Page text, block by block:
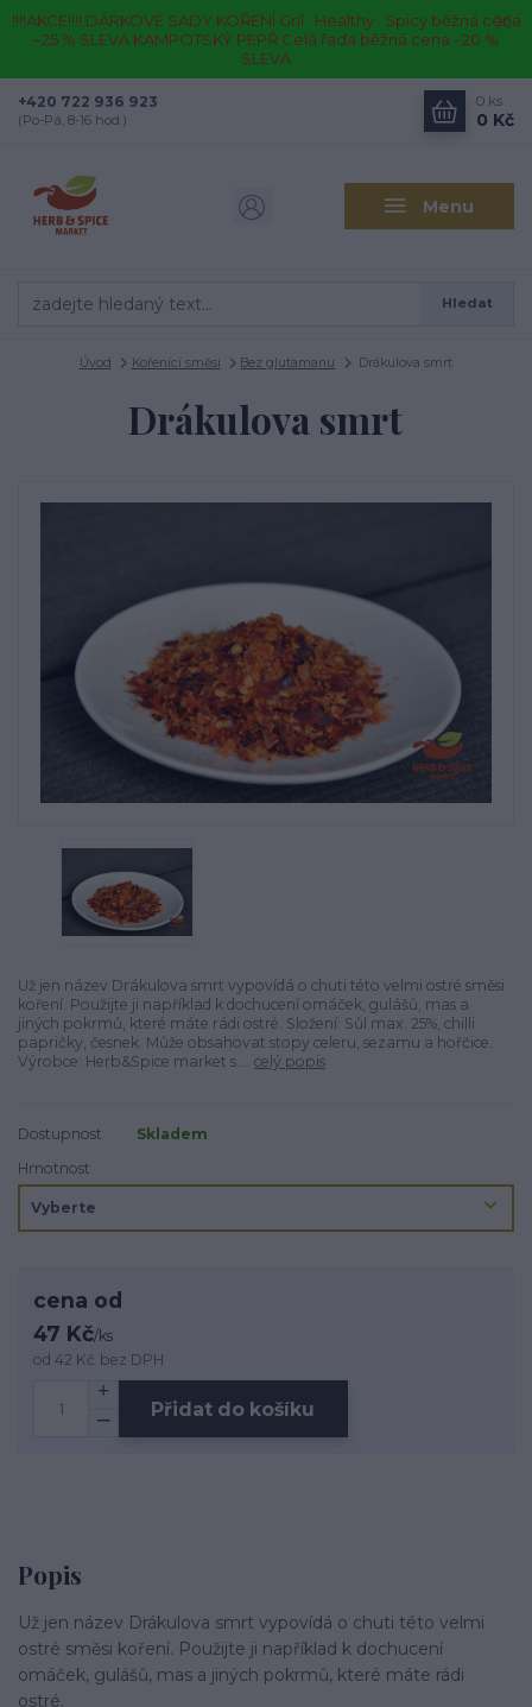
!!!!AKCE!!!! DÁRKOVÉ SADY KOŘENÍ Gril · Healthy · Spicy běžná cena
–25 % SLEVA KAMPOTSKÝ PEPŘ Celá řada běžná cena –20 %
SLEVA
Menu
Hledat
+420 722 936 923
(Po-Pá, 8-16 hod.)
0 ks
0 Kč
Úvod Kořenící směsi Bez glutamanu Drákulova smrt
Drákulova smrt
Už jen název Drákulova smrt vypovídá o chuti této velmi ostré směsi
koření. Použijte ji například k dochucení omáček, gulášů, mas a
jiných pokrmů, které máte rádi ostré. Složení: Sůl max. 25%, chilli
papričky, česnek. Může obsahovat stopy celeru, sezamu a hořčice.
Výrobce: Herb&Spice market s.... celý popis
Dostupnost
Skladem
Hmotnost
cena od
47 Kč/ks
od42 Kč bez DPH
Přidat do košíku
Popis
Už jen název Drákulova smrt vypovídá o chuti této velmi
ostré směsi koření. Použijte ji například k dochucení
omáček, gulášů, mas a jiných pokrmů, které máte rádi
ostré.